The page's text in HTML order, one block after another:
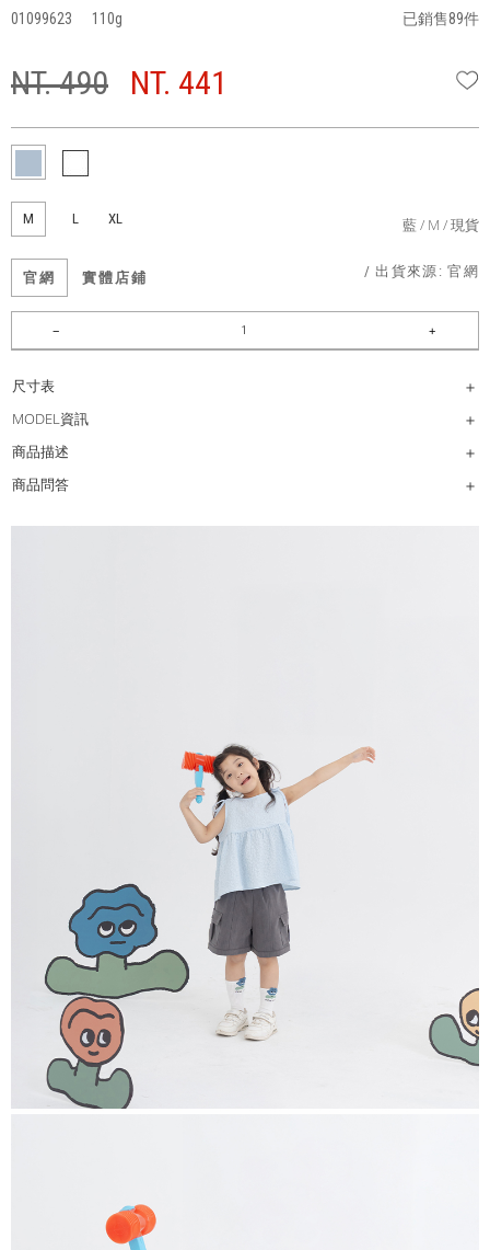
01099623 110 已銷售89件
NT. 490 NT. 441
M L XL 藍 M 現貨
官網 實體店鋪 / 出貨來源:官網
尺寸表
MODEL資訊
商品描述
商品問答